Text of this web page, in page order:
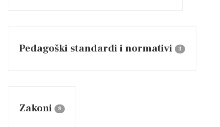
Pedagoški standardi i normativi 3
Zakoni 8